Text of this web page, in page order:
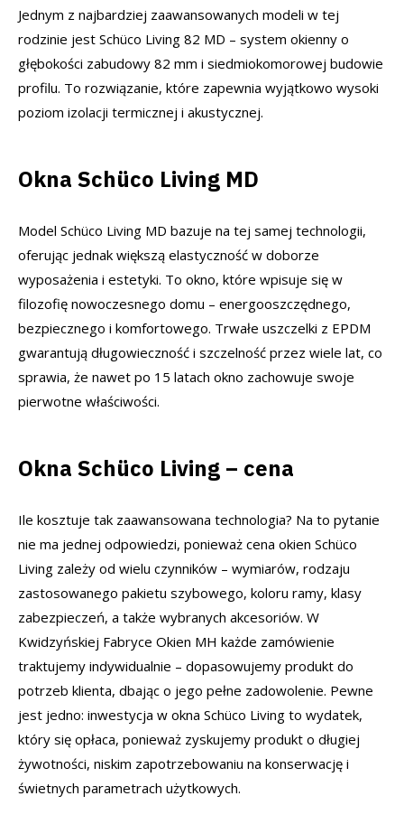
Jednym z najbardziej zaawansowanych modeli w tej
rodzinie jest Schüco Living 82 MD – system okienny o
głębokości zabudowy 82 mm i siedmiokomorowej budowie
profilu. To rozwiązanie, które zapewnia wyjątkowo wysoki
poziom izolacji termicznej i akustycznej.
Okna Schüco Living MD
Model Schüco Living MD bazuje na tej samej technologii,
oferując jednak większą elastyczność w doborze
wyposażenia i estetyki. To okno, które wpisuje się w
filozofię nowoczesnego domu – energooszczędnego,
bezpiecznego i komfortowego. Trwałe uszczelki z EPDM
gwarantują długowieczność i szczelność przez wiele lat, co
sprawia, że nawet po 15 latach okno zachowuje swoje
pierwotne właściwości.
Okna Schüco Living – cena
Ile kosztuje tak zaawansowana technologia? Na to pytanie
nie ma jednej odpowiedzi, ponieważ cena okien Schüco
Living zależy od wielu czynników – wymiarów, rodzaju
zastosowanego pakietu szybowego, koloru ramy, klasy
zabezpieczeń, a także wybranych akcesoriów. W
Kwidzyńskiej Fabryce Okien MH każde zamówienie
traktujemy indywidualnie – dopasowujemy produkt do
potrzeb klienta, dbając o jego pełne zadowolenie. Pewne
jest jedno: inwestycja w okna Schüco Living to wydatek,
który się opłaca, ponieważ zyskujemy produkt o długiej
żywotności, niskim zapotrzebowaniu na konserwację i
świetnych parametrach użytkowych.